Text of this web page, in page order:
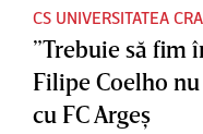
CS UNIVERSITATEA
”Trebuie să fim
Filipe Coelho
cu FC Argeş